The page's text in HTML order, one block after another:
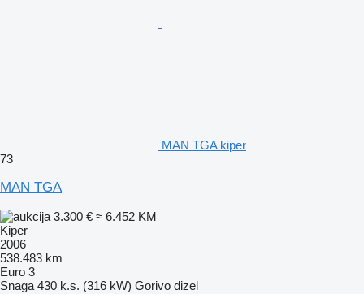
MAN TGA kiper
73
MAN TGA
3.300 € ≈ 6.452 KM
Kiper
2006
538.483 km
Euro 3
Snaga 430 k.s. (316 kW) Gorivo dizel